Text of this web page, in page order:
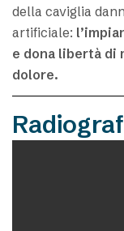
della caviglia
artificiale:
e dona libertà di
dolore.